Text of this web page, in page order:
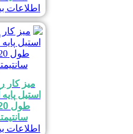
اطلاعات
میز کار
استیل
اطلاعات